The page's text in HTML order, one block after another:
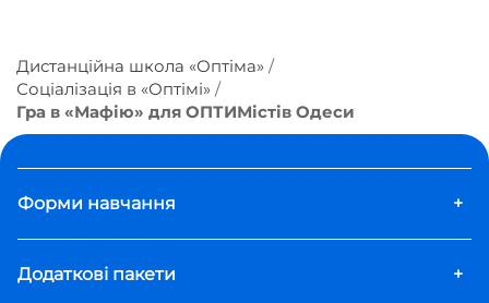
Дистанційна школа «Оптіма»
Соціалізація в «Оптімі»
Гра в «Мафію» для ОПТИМістів Одеси
Форми навчання +
Додаткові пакети +